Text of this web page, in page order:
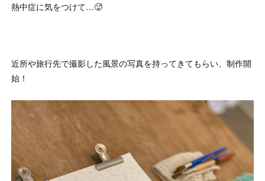
熱中症に気をつけて…🥵
近所や旅行先で撮影した風景の写真を持ってきてもらい、制作開
始！